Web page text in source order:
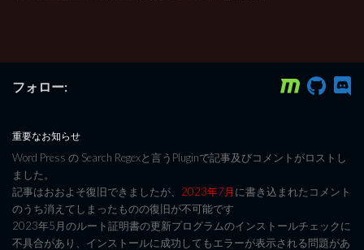
フォロー:
重要なお知らせ
Word Press の Search Regexと言うPluginで記事及びコメントがロストし
ました。
記事はおおよそ復旧できましたが、 2023年7月に書き込まれたコメント
のうち消えてしまったものの復旧が不可能です
2023年5月のルート証明書の更新プログラムのインストールチェックに
不具合があり、インストールに成功してもエラーが表示される問題があ